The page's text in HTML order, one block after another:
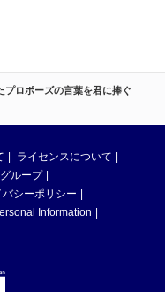
ロポーズの言葉を君に捧ぐ
ライセンスについて
ループ
バシーポリシー
Information